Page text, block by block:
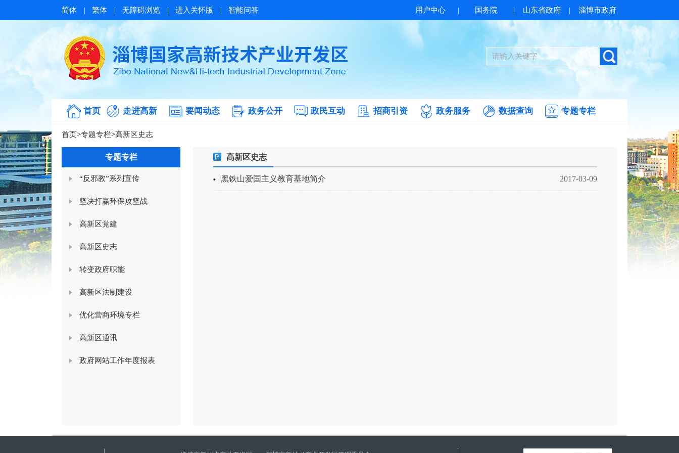
简体 | 繁体 | 无障碍浏览 | 进入关怀版 | 智能问答 用户中心 | 国务院 | 山东省政府 | 淄博市政府
首页 走进高新 要闻动态 政务公开 政民互动 招商引资 政务服务 数据查询 专题专栏
首页>专题专栏>高新区史志
专题专栏
“反邪教”系列宣传
坚决打赢环保攻坚战
高新区党建
高新区史志
转变政府职能
高新区法制建设
优化营商环境专栏
高新区通讯
政府网站工作年度报表
高新区史志
黑铁山爱国主义教育基地简介 2017-03-09